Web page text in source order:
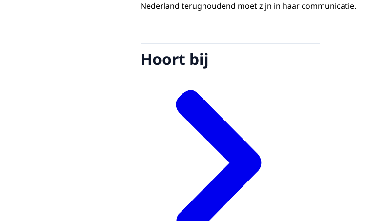
Nederland terughoudend moet zijn in haar communicatie.
Hoort bij